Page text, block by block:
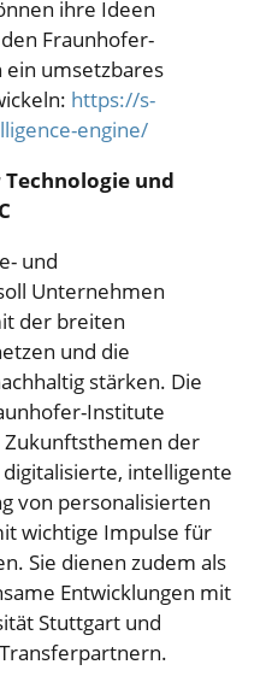
ihre Ideen
Fraunhofer-
ein umsetzbares
https://s-
engine/
und
und
Unternehmen
der breiten
und die
stärken. Die
Institute
Zukunftsthemen der
intelligente
von personalisierten
wichtige Impulse für
Sie dienen zudem als
Entwicklungen mit
Stuttgart und